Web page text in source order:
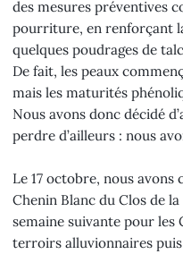
des mesures préventives
pourriture, en renforçant
quelques poudrages de
De fait, les peaux
mais les maturités
Nous avons donc décidé
perdre d’ailleurs : nous
Le 17 octobre, nous avons
Chenin Blanc du Clos de
semaine suivante pour les
terroirs alluvionnaires